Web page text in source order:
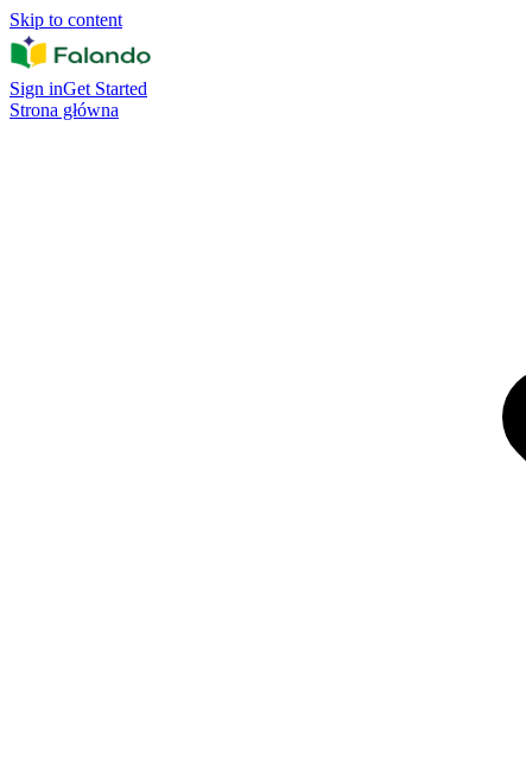
Skip to content
Sign inGet Started
Strona główna